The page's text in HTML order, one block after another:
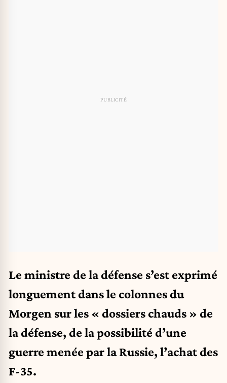
Le ministre de la défense s’est exprimé
longuement dans le colonnes du
Morgen sur les « dossiers chauds » de
la défense, de la possibilité d’une
guerre menée par la Russie, l’achat des
F-35.